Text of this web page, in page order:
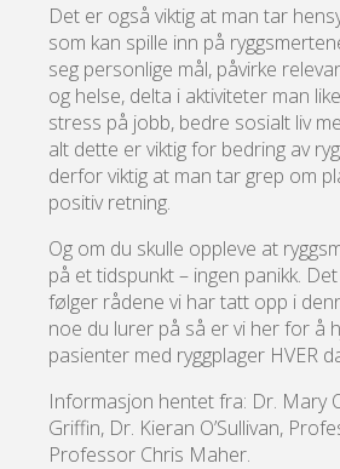
Det er også viktig at man tar
som kan spille inn på
seg personlige mål, påvirke
og helse, delta i aktiviteter man
stress på jobb, bedre sosialt liv
alt dette er viktig for bedring av
derfor viktig at man tar grep om
positiv retning.
Og om du skulle oppleve at
på et tidspunkt – ingen panikk.
følger rådene vi har tatt opp i
noe du lurer på så er vi her for å
pasienter med ryggplager HVER
Informasjon hentet fra: Dr. Mary
Griffin, Dr. Kieran O’Sullivan,
Professor Chris Maher.